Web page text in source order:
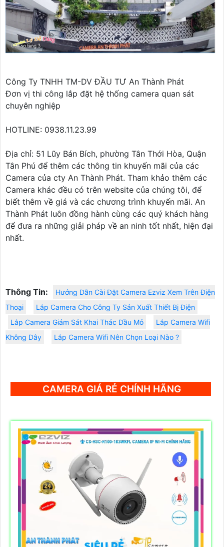
Công Ty TNHH TM-DV ĐẦU TƯ An Thành Phát
Đơn vị thi công lắp đặt hệ thống camera quan sát
chuyên nghiệp
HOTLINE: 0938.11.23.99
Địa chỉ: 51 Lũy Bán Bích, phường Tân Thới Hòa, Quận
Tân Phú để thêm các thông tin khuyến mãi của các
Camera của cty An Thành Phát. Tham khảo thêm các
Camera khác đều có trên website của chúng tôi, để
biết thêm về giá và các chương trình khuyến mãi. An
Thành Phát luôn đồng hành cùng các quý khách hàng
để đưa ra những giải pháp về an ninh tốt nhất, hiện đại
nhất.
Thông Tin:
Hướng Dẫn Cài Đặt Camera Ezviz Xem Trên Điện
Thoại
Lắp Camera Cho Công Ty Sản Xuất Thiết Bị Điện
Lắp Camera Giám Sát Khai Thác Dầu Mỏ
Lắp Camera Wifi
Không Dây
Lắp Camera Wifi Nên Chọn Loại Nào ?
CAMERA GIÁ RẺ CHÍNH HÃNG